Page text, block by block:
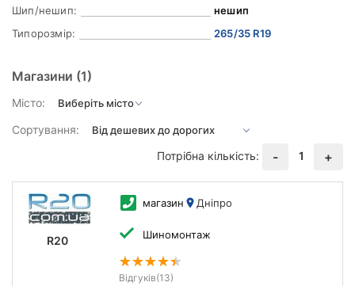
Шип/нешип:
нешип
Типорозмір:
265/35 R19
Магазини (1)
Місто:
Сортування:
Потрібна кількість:
- 1 +
R20
магазин Дніпро
Шиномонтаж
Відгуків(13)